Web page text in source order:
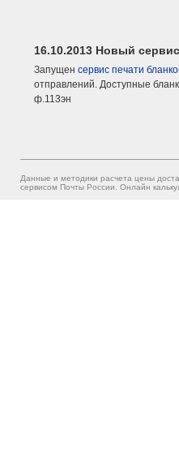
16.10.2013 Новый
Запущен сервис печати
отправлений. Доступные
ф.113эн
Данные и методики расчета цены
сервисом Почты России. Онлайн